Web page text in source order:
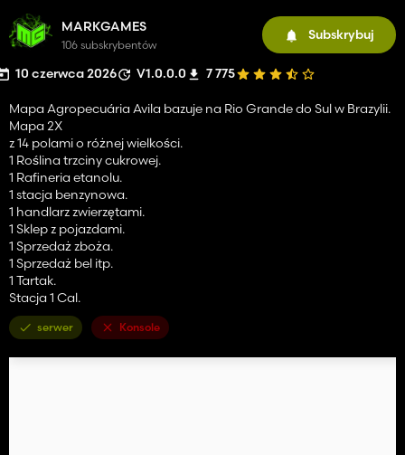
MARKGAMES
106 subskrybentów
Subskrybuj
10 czerwca 2026 V1.0.0.0 7 775
Mapa Agropecuária Avila bazuje na Rio Grande do Sul w Brazylii.
Mapa 2X
z 14 polami o różnej wielkości.
1 Roślina trzciny cukrowej.
1 Rafineria etanolu.
1 stacja benzynowa.
1 handlarz zwierzętami.
1 Sklep z pojazdami.
1 Sprzedaż zboża.
1 Sprzedaż bel itp.
1 Tartak.
Stacja 1 Cal.
serwer Konsole